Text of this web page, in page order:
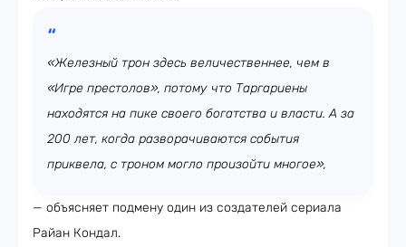
«Железный трон здесь величественнее, чем в
«Игре престолов», потому что Таргариены
находятся на пике своего богатства и власти. А за
200 лет, когда разворачиваются события
приквела, с троном могло произойти многое»,
— объясняет подмену один из создателей сериала
Райан Кондал.